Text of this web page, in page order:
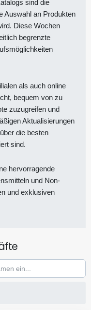
sind die
Auswahl an Produkten
Diese Wochen
begrenzte
als auch online
bequem von zu
zuzugreifen und
Aktualisierungen
die besten
sind.
hervorragende
und Non-
und exklusiven